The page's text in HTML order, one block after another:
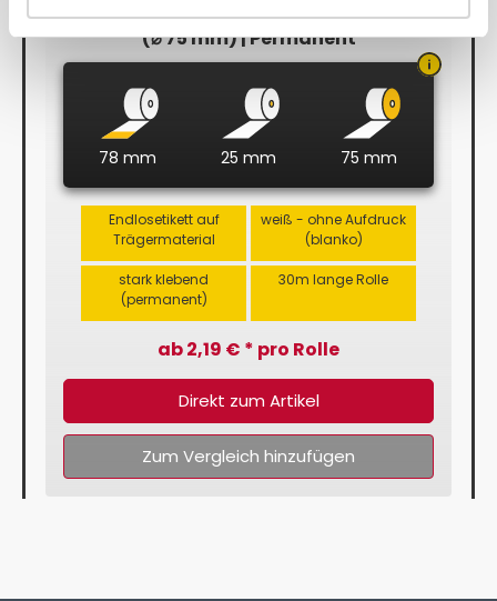
Thermo-Endlosetiketten 80 / 30 m / 25
(⌀ 75 mm) | Permanent
78 mm 25 mm 75 mm
Endlosetikett auf
Trägermaterial
weiß - ohne Aufdruck
(blanko)
stark klebend
(permanent)
30m lange Rolle
ab 2,19 € * pro Rolle
Direkt zum Artikel
Zum Vergleich hinzufügen